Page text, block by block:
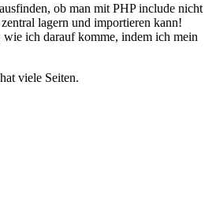
ob man mit PHP include nicht
lagern und importieren kann!
wie ich darauf komme, indem ich mein
viele Seiten.